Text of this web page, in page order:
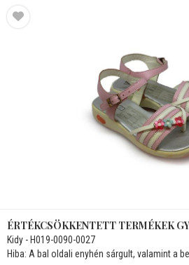
ÉRTÉKCSÖKKENTETT TERMÉKEK
Kidy - H019-0090-0027
Hiba: A bal oldali enyhén sárgult, valamint a